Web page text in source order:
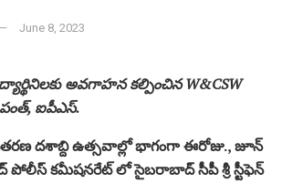
June 8, 2023
అవగాహన కల్పించిన W&CSW
ఐపీఎస్.
దశాబ్ది ఉత్సవాల్లో భాగంగా ఈరోజు., జూన్
కమీషనరేట్ లో సైబరాబాద్ సీపీ శ్రీ స్టీఫెన్